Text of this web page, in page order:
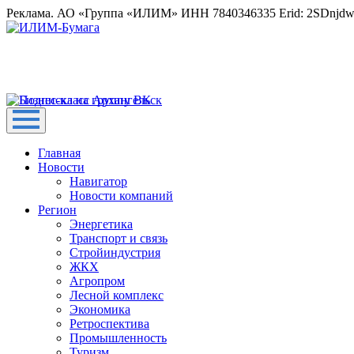
Реклама. АО «Группа «ИЛИМ» ИНН 7840346335 Erid:
Главная
Новости
Навигатор
Новости компаний
Регион
Энергетика
Транспорт и связь
Стройиндустрия
ЖКХ
Агропром
Лесной комплекс
Экономика
Ретроспектива
Промышленность